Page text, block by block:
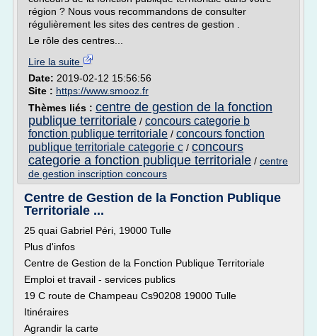
région ? Nous vous recommandons de consulter
régulièrement les sites des centres de gestion .
Le rôle des centres...
Lire la suite
Date: 2019-02-12 15:56:56
Site : https://www.smooz.fr
Thèmes liés : centre de gestion de la fonction
publique territoriale / concours categorie b
fonction publique territoriale / concours fonction
publique territoriale categorie c / concours
categorie a fonction publique territoriale / centre
de gestion inscription concours
Centre de Gestion de la Fonction Publique
Territoriale ...
25 quai Gabriel Péri, 19000 Tulle
Plus d'infos
Centre de Gestion de la Fonction Publique Territoriale
Emploi et travail - services publics
19 C route de Champeau Cs90208 19000 Tulle
Itinéraires
Agrandir la carte